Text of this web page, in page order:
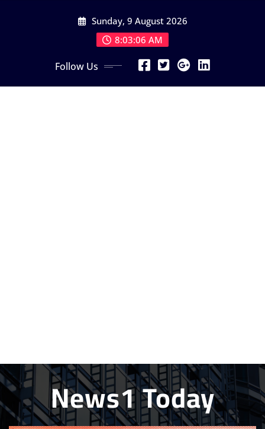
Sunday, 9 August 2026
8:03:08 AM
Follow Us
News1 Today